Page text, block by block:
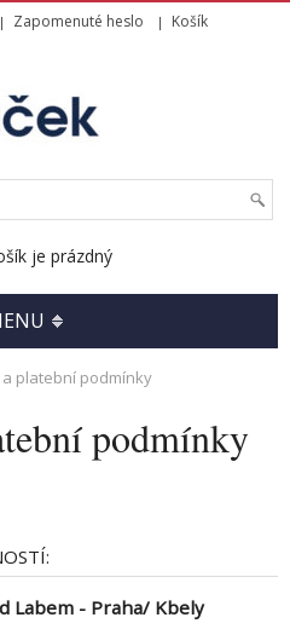
Zapomenuté heslo Košík
je prázdný
platební podmínky
podmínky
Labem - Praha/ Kbely